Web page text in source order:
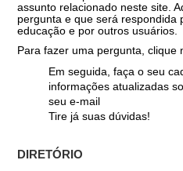
assunto relacionado neste site.
pergunta e que será respondida
educação e por outros usuários.
Para fazer uma pergunta, clique
Em seguida, faça o seu
informações atualizadas
seu e-mail
Tire já suas dúvidas!
DIRETÓRIO